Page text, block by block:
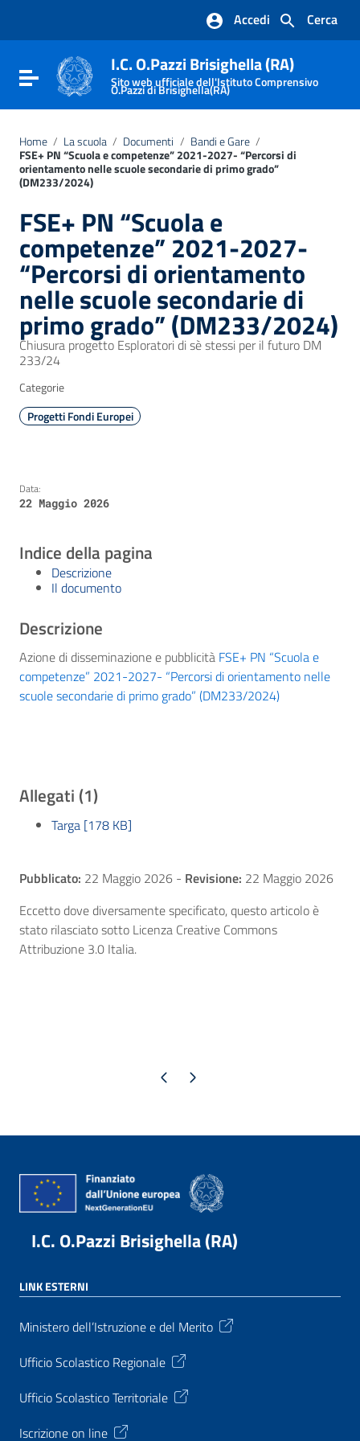
Vai al footer
Cerca
Accedi
Attiva / disattiva la navigazione
I.C. O.Pazzi Brisighella (RA)
Sito web ufficiale dell'Istituto Comprensivo
O.Pazzi di Brisighella(RA)
Home / La scuola / Documenti / Bandi e Gare /
FSE+ PN “Scuola e competenze” 2021-2027- “Percorsi di
orientamento nelle scuole secondarie di primo grado”
(DM233/2024)
FSE+ PN “Scuola e
competenze” 2021-2027-
“Percorsi di orientamento
nelle scuole secondarie di
primo grado” (DM233/2024)
Chiusura progetto Esploratori di sè stessi per il futuro DM
233/24
Categorie
Progetti Fondi Europei
Data:
22 Maggio 2026
Indice della pagina
Descrizione
Il documento
Descrizione
Azione di disseminazione e pubblicità FSE+ PN “Scuola e
competenze” 2021-2027- “Percorsi di orientamento nelle
scuole secondarie di primo grado” (DM233/2024)
Allegati (1)
Targa [178 KB]
Pubblicato: 22 Maggio 2026 - Revisione: 22 Maggio 2026
Eccetto dove diversamente specificato, questo articolo è
stato rilasciato sotto Licenza Creative Commons
Attribuzione 3.0 Italia.
Pagina precedente
Pagina successiva
I.C. O.Pazzi Brisighella (RA)
LINK ESTERNI
Ministero dell’Istruzione e del Merito
Ufficio Scolastico Regionale
Ufficio Scolastico Territoriale
Iscrizione on line